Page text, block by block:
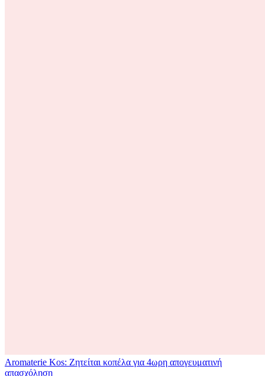
Aromaterie Kos: Ζητείται κοπέλα για 4ωρη απογευματινή
απασχόληση